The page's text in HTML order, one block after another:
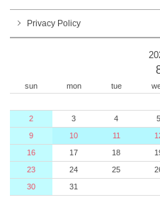
Privacy Policy
sun mon tue
2
3 4 5
9
10 11
16
17 18
23
24 25
30
31